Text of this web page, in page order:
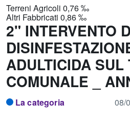
Terreni Agricoli 0,76 ‰
Altri Fabbricati 0,86 ‰
2" INTERVENTO
ADULTICIDA SUL
COMUNALE _
La categoria 08/